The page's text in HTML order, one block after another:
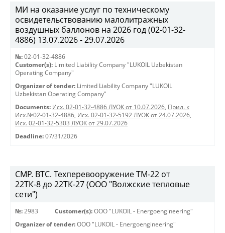
МИ на оказание услуг по техническому
освидетельствованию малолитражных
воздушных баллонов на 2026 год (02-01-32-
4886) 13.07.2026 - 29.07.2026
№: 02-01-32-4886
Customer(s): Limited Liability Company "LUKOIL Uzbekistan
Operating Company"
Organizer of tender: Limited Liability Company "LUKOIL
Uzbekistan Operating Company"
Documents: Исх. 02-01-32-4886 ЛУОК от 10.07.2026, Прил. к
Исх.№02-01-32-4886, Исх. 02-01-32-5192 ЛУОК от 24.07.2026,
Исх. 02-01-32-5303 ЛУОК от 29.07.2026
Deadline: 07/31/2026
СМР. ВТС. Техперевооружение ТМ-22 от
22ТК-8 до 22ТК-27 (ООО "Волжские тепловые
сети")
№: 2983 Customer(s): OOO "LUKOIL - Energoengineering"
Organizer of tender: OOO "LUKOIL - Energoengineering"